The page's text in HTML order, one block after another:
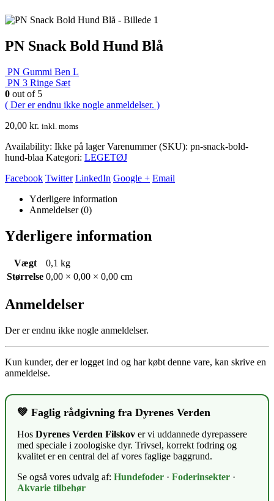
PN Snack Bold Hund Blå
PN Gummi Ben L
PN 3 Ringe Sæt
0 out of 5
( Der er endnu ikke nogle anmeldelser. )
20,00 kr. inkl. moms
Availability: Ikke på lager Varenummer (SKU): pn-snack-bold-
hund-blaa Kategori: LEGETØJ
Facebook Twitter LinkedIn Google + Email
Yderligere information
Anmeldelser (0)
Yderligere information
Vægt
0,1 kg
Størrelse 0,00 × 0,00 × 0,00 cm
Anmeldelser
Der er endnu ikke nogle anmeldelser.
Kun kunder, der er logget ind og har købt denne vare, kan skrive en
anmeldelse.
💚 Faglig rådgivning fra Dyrenes Verden
Hos Dyrenes Verden Filskov er vi uddannede dyrepassere
med speciale i zoologiske dyr. Trivsel, korrekt fodring og
kvalitet er en central del af vores faglige baggrund.
Se også vores udvalg af: Hundefoder · Foderinsekter ·
Akvarie tilbehør